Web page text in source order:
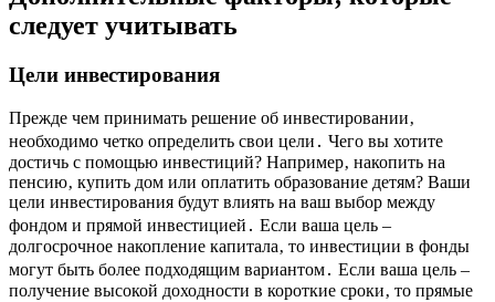
следует учитывать
Цели инвестирования
Прежде чем принимать решение об инвестировании‚
необходимо четко определить свои цели․ Чего вы хотите
достичь с помощью инвестиций? Например‚ накопить на
пенсию‚ купить дом или оплатить образование детям? Ваши
цели инвестирования будут влиять на ваш выбор между
фондом и прямой инвестицией․ Если ваша цель –
долгосрочное накопление капитала‚ то инвестиции в фонды
могут быть более подходящим вариантом․ Если ваша цель –
получение высокой доходности в короткие сроки‚ то прямые